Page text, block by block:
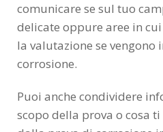
comunicare se sul tuo
delicate oppure aree in
la valutazione se vengono
corrosione.
Puoi anche condividere
scopo della prova o cosa